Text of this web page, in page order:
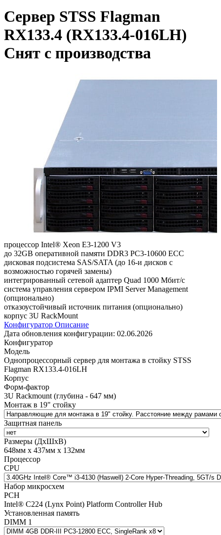
Сервер STSS Flagman
RX133.4 (RX133.4-016LH)
Снят с производства
процессор Intel® Xeon E3-1200 V3
до 32GB оперативной памяти DDR3 PC3-10600 ECC
дисковая подсистема SAS/SATA (до 16-и дисков с
возможностью горячей замены)
интегрированный сетевой адаптер Quad 1000 Мбит/с
система управления сервером IPMI Server Management
(опционально)
отказоустойчивый источник питания (опционально)
корпус 3U RackMount
Конфигуратор Описание
Дата обновления конфигурации: 02.06.2026
Конфигуратор
Модель
Однопроцессорный сервер для монтажа в стойку STSS
Flagman RX133.4-016LH
Корпус
Форм-фактор
3U Rackmount (глубина - 647 мм)
Монтаж в 19" стойку
Защитная панель
Размеры (ДхШхВ)
648мм х 437мм х 132мм
Процессор
CPU
Набор микросхем
PCH
Intel® C224 (Lynx Point) Platform Controller Hub
Установленная память
DIMM 1